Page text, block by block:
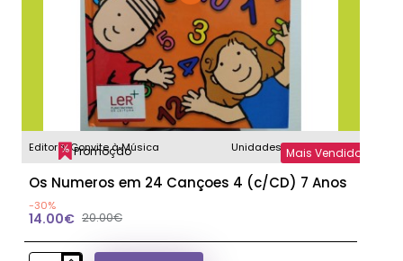
Promoção Mais Vendidos
Editora: Convite à Música Unidades disponíveis: 1
Os Numeros em 24 Cançoes 4 (c/CD) 7 Anos
-30%
14.00€ 20.00€